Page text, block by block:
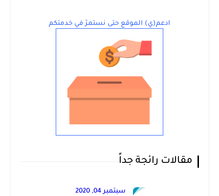
ادعم(ي) الموقع حتى نستمرّ في خدمتكم
مقالات رائجة جداً
سبتمبر 04, 2020